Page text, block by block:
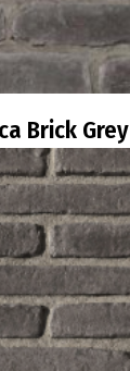
Brick Grey